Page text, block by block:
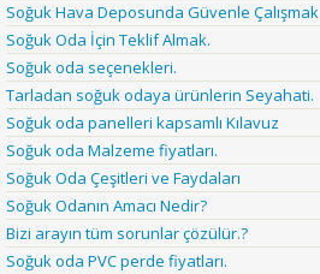
Soğuk Hava Deposunda Güvenle Çalışmak
Soğuk Oda İçin Teklif Almak.
Soğuk oda seçenekleri.
Tarladan soğuk odaya ürünlerin Seyahati.
Soğuk oda panelleri kapsamlı Kılavuz
Soğuk oda Malzeme fiyatları.
Soğuk Oda Çeşitleri ve Faydaları
Soğuk Odanın Amacı Nedir?
Bizi arayın tüm sorunlar çözülür.?
Soğuk oda PVC perde fiyatları.